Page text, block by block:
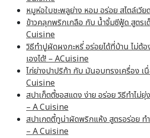
หมูห่อใบชะพลูย่าง หอม อร่อย สไตล์เวี
ข้าวคลุกพริกเกลือ กับ น้ำจิ้มซีฟู้ด สูตร
Cuisine
วิธีทำปูผัดผงกะหรี่ อร่อยได้ที่บ้าน ไม่ต้
เองได้! – ACuisine
ไก่ย่างปาปริก้า กับ มันอบทรงเครื่อง
Cuisine
สปาเก็ตตี้ซอสแดง ง่าย อร่อย วิธีทำไม่
– A Cuisine
สปาเกตตี้ทูน่าผัดพริกแห้ง สูตรอร่อย ทำ
– A Cuisine